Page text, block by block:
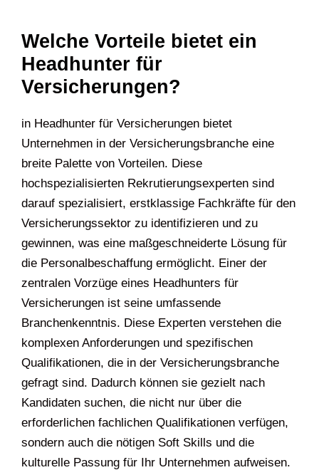
Welche Vorteile bietet ein
Headhunter für
Versicherungen?
in Headhunter für Versicherungen bietet
Unternehmen in der Versicherungsbranche eine
breite Palette von Vorteilen. Diese
hochspezialisierten Rekrutierungsexperten sind
darauf spezialisiert, erstklassige Fachkräfte für den
Versicherungssektor zu identifizieren und zu
gewinnen, was eine maßgeschneiderte Lösung für
die Personalbeschaffung ermöglicht. Einer der
zentralen Vorzüge eines Headhunters für
Versicherungen ist seine umfassende
Branchenkenntnis. Diese Experten verstehen die
komplexen Anforderungen und spezifischen
Qualifikationen, die in der Versicherungsbranche
gefragt sind. Dadurch können sie gezielt nach
Kandidaten suchen, die nicht nur über die
erforderlichen fachlichen Qualifikationen verfügen,
sondern auch die nötigen Soft Skills und die
kulturelle Passung für Ihr Unternehmen aufweisen.